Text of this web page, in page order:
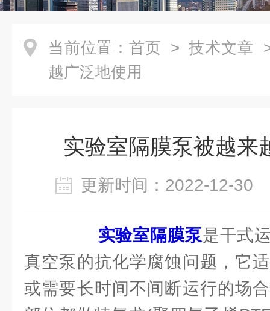
当前位置： 首页 > 技术文章
越广泛地使用
实验室隔膜泵被越来
更新时间：2022-12-
实验室隔膜泵是干式
真空泵的抗化学腐蚀问题，它
或需要长时间不间断运行的场